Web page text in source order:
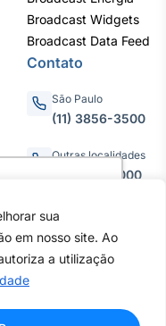
e
este site, você
Saiba mais
sua
em nosso site. Ao
a utilização
Broadcast Widgets
Broadcast Data Feed
Contato
São Paulo
(11) 3856-3500
Outras localidades
0800.011.3000
Álvares, 55 - 3º e
do Limão, São
02598-900 -